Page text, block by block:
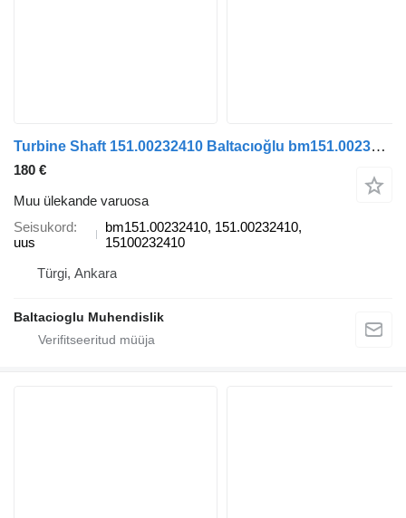
Turbine Shaft 151.00232410 Baltacıoğlu bm151.00232410 tüübi jaoks bussi
180 €
Muu ülekande varuosa
Seisukord
uus
bm151.00232410, 151.00232410,
15100232410
Türgi, Ankara
Baltacioglu Muhendislik